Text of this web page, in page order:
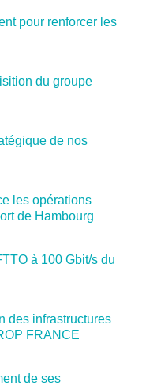
pour renforcer les
du groupe
de nos
les opérations
de Hambourg
à 100 Gbit/s du
des infrastructures
FRANCE
de ses